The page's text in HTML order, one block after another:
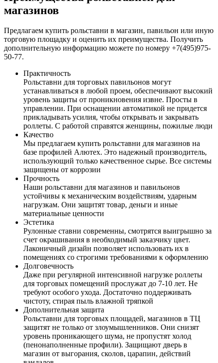
магазинов
Предлагаем купить рольставни в магазин, павильон или иную
торговую площадку и оценить их преимущества. Получить
дополнительную информацию можете по номеру +7(495)975-
50-77.
Практичность
Рольставни для торговых павильонов могут
устанавливаться в любой проем, обеспечивают высокий
уровень защиты от проникновения извне. Просты в
управлении. При оснащении автоматикой не придется
прикладывать усилия, чтобы открывать и закрывать
роллеты. С работой справятся женщины, пожилые люди
Качество
Мы предлагаем купить рольставни для магазинов на
базе профилей Алютех. Это надежный производитель,
использующий только качественное сырье. Все системы
защищены от коррозии
Прочность
Наши рольставни для магазинов и павильонов
устойчивы к механическим воздействиям, ударным
нагрузкам. Они защитят товар, деньги и иные
материальные ценности
Эстетика
Рулонные ставни современны, смотрятся выигрышно за
счет окрашивания в необходимый заказчику цвет.
Лаконичный дизайн позволяет использовать их в
помещениях со строгими требованиями к оформлению
Долговечность
Даже при регулярной интенсивной нагрузке роллеты
для торговых помещений прослужат до 7-10 лет. Не
требуют особого ухода. Достаточно поддерживать
чистоту, стирая пыль влажной тряпкой
Дополнительная защита
Рольставни для торговых площадей, магазинов в ТЦ
защитят не только от злоумышленников. Они снизят
уровень проникающего шума, не пропустят холод
(пенонаполненные профили). Защищают дверь в
магазин от выгорания, сколов, царапин, действий